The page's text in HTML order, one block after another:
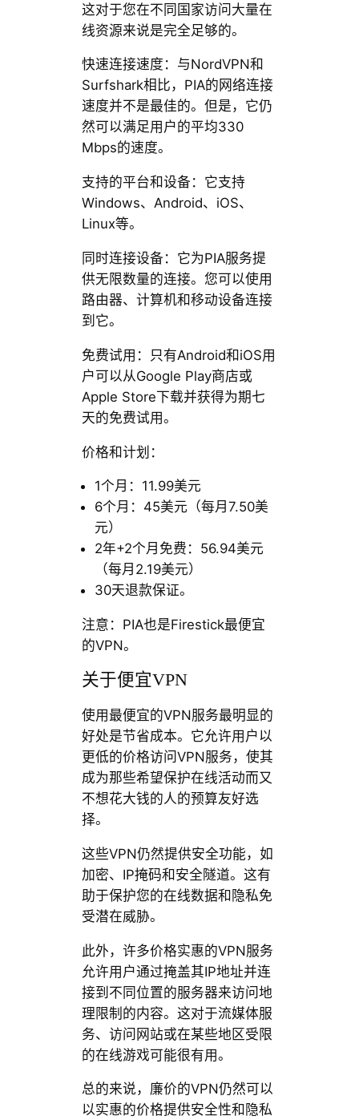
这对于您在不同国家访问大量在
线资源来说是完全足够的。
快速连接速度：与NordVPN和
Surfshark相比，PIA的网络连接
速度并不是最佳的。但是，它仍
然可以满足用户的平均330
Mbps的速度。
支持的平台和设备：它支持
Windows、Android、iOS、
Linux等。
同时连接设备：它为PIA服务提
供无限数量的连接。您可以使用
路由器、计算机和移动设备连接
到它。
免费试用：只有Android和iOS用
户可以从Google Play商店或
Apple Store下载并获得为期七
天的免费试用。
价格和计划：
1个月：11.99美元
6个月：45美元（每月7.50美
元）
2年+2个月免费：56.94美元
（每月2.19美元）
30天退款保证。
注意：PIA也是Firestick最便宜
的VPN。
关于便宜VPN
使用最便宜的VPN服务最明显的
好处是节省成本。它允许用户以
更低的价格访问VPN服务，使其
成为那些希望保护在线活动而又
不想花大钱的人的预算友好选
择。
这些VPN仍然提供安全功能，如
加密、IP掩码和安全隧道。这有
助于保护您的在线数据和隐私免
受潜在威胁。
此外，许多价格实惠的VPN服务
允许用户通过掩盖其IP地址并连
接到不同位置的服务器来访问地
理限制的内容。这对于流媒体服
务、访问网站或在某些地区受限
的在线游戏可能很有用。
总的来说，廉价的VPN仍然可以
以实惠的价格提供安全性和隐私